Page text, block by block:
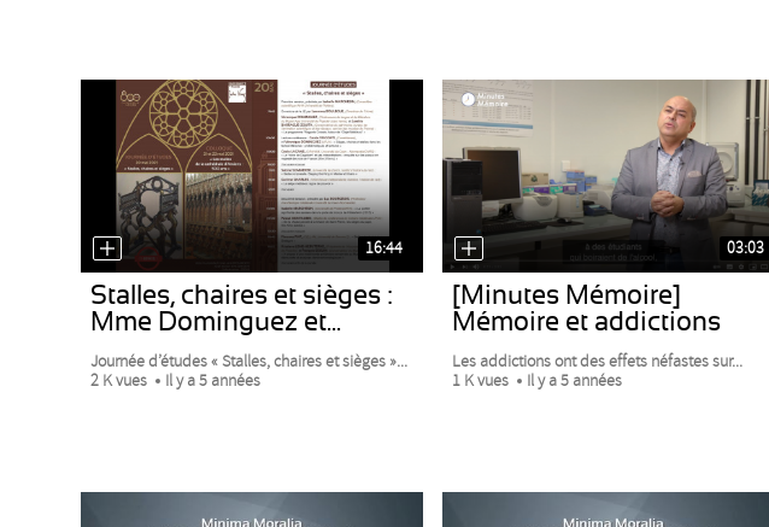
16:44
Stalles, chaires et sièges :
Mme Dominguez et...
Journée d’études « Stalles, chaires et sièges »...
2 K vues
Il y a 5 années
03:03
[Minutes Mémoire]
Mémoire et addictions
Les addictions ont des effets néfastes sur...
1 K vues
Il y a 5 années